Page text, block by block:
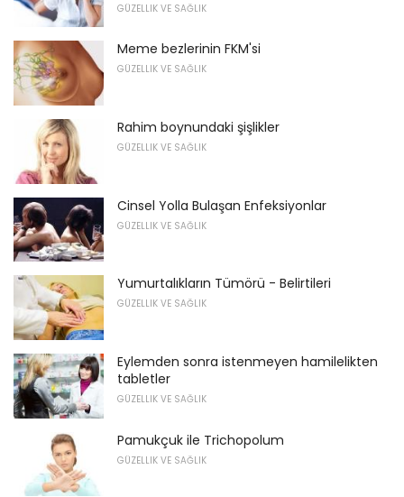
GÜZELLIK VE SAĞLIK
Meme bezlerinin FKM'si
GÜZELLIK VE SAĞLIK
Rahim boynundaki şişlikler
GÜZELLIK VE SAĞLIK
Cinsel Yolla Bulaşan Enfeksiyonlar
GÜZELLIK VE SAĞLIK
Yumurtalıkların Tümörü - Belirtileri
GÜZELLIK VE SAĞLIK
Eylemden sonra istenmeyen hamilelikten
tabletler
GÜZELLIK VE SAĞLIK
Pamukçuk ile Trichopolum
GÜZELLIK VE SAĞLIK